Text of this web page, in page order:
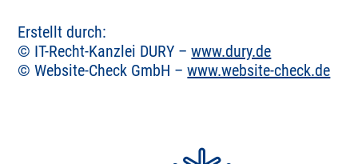
Erstellt durch:
© IT-Recht-Kanzlei DURY –www.dury.de
© Website-Check GmbH –www.website-check.de